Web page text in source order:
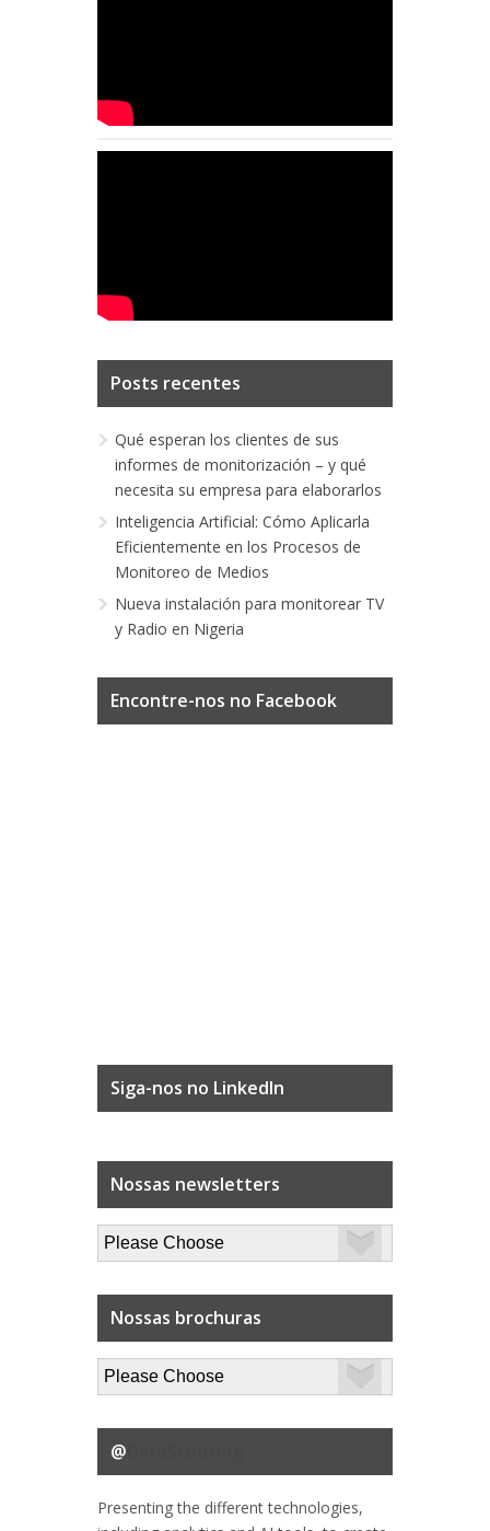
Posts recentes
Qué esperan los clientes de sus
informes de monitorización – y qué
necesita su empresa para elaborarlos
Inteligencia Artificial: Cómo Aplicarla
Eficientemente en los Procesos de
Monitoreo de Medios
Nueva instalación para monitorear TV
y Radio en Nigeria
Encontre-nos no Facebook
Siga-nos no LinkedIn
Nossas newsletters
Nossas brochuras
@
Presenting the different technologies,